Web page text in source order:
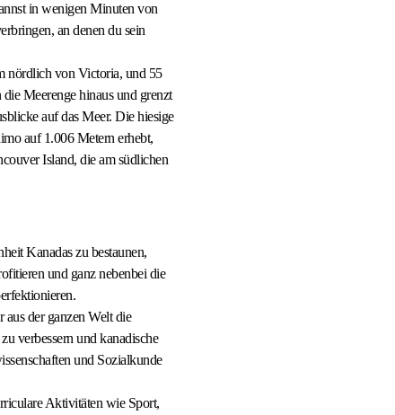
in wenigen Minuten von
an denen du sein
nördlich von Victoria, und 55
Meerenge hinaus und grenzt
auf das Meer. Die hiesige
auf 1.006 Metern erhebt,
Island, die am südlichen
Kanadas zu bestaunen,
und ganz nebenbei die
aus der ganzen Welt die
verbessern und kanadische
und Sozialkunde
Aktivitäten wie Sport,